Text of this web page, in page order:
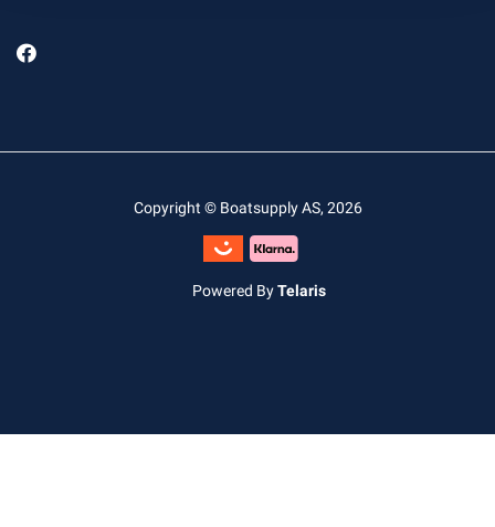
Copyright © Boatsupply AS, 2026
Powered ByTelaris